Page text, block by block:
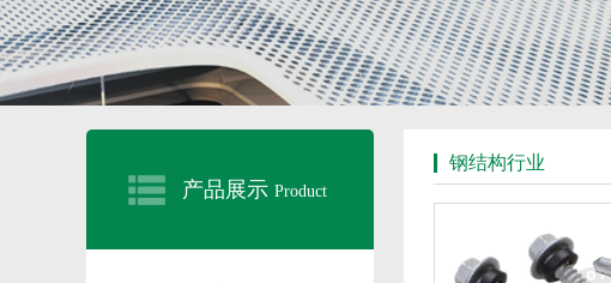
产品展示 Product
钢结构行业